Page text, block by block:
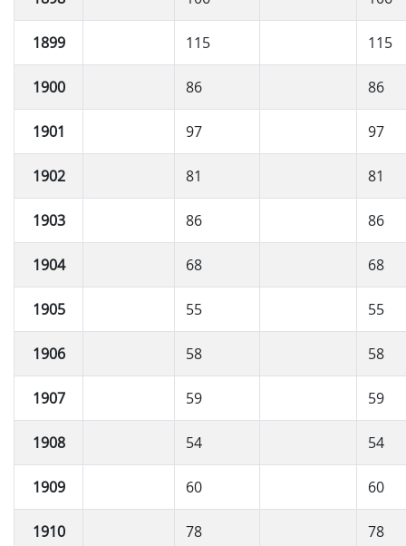
1899 115 115
1900 86 86
1901 97 97
1902 81 81
1903 86 86
1904 68 68
1905 55 55
1906 58 58
1907 59 59
1908 54 54
1909 60 60
1910 78 78